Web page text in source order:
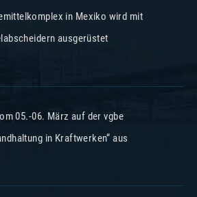
in Mexiko wird mit
ausgerüstet
05.-06. März auf der vgbe
in Kraftwerken“ aus